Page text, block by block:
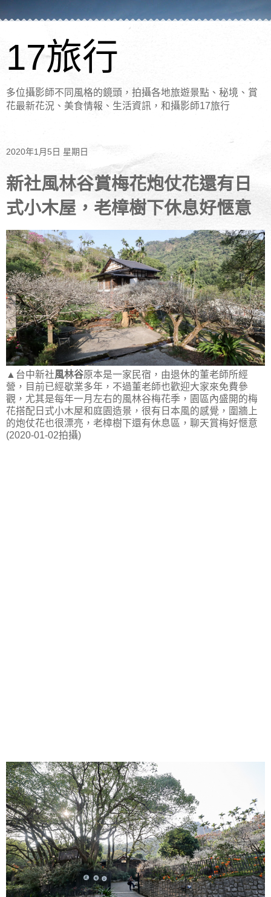
17旅行
多位攝影師不同風格的鏡頭，拍攝各地旅遊景點、秘境、賞
花最新花況、美食情報、生活資訊，和攝影師17旅行
2020年1月5日 星期日
新社風林谷賞梅花炮仗花還有日
式小木屋，老樟樹下休息好愜意
▲台中新社風林谷原本是一家民宿，由退休的董老師所經
營，目前已經歇業多年，不過董老師也歡迎大家來免費參
觀，尤其是每年一月左右的風林谷梅花季，園區內盛開的梅
花搭配日式小木屋和庭園造景，很有日本風的感覺，圍牆上
的炮仗花也很漂亮，老樟樹下還有休息區，聊天賞梅好愜意
(2020-01-02拍攝)